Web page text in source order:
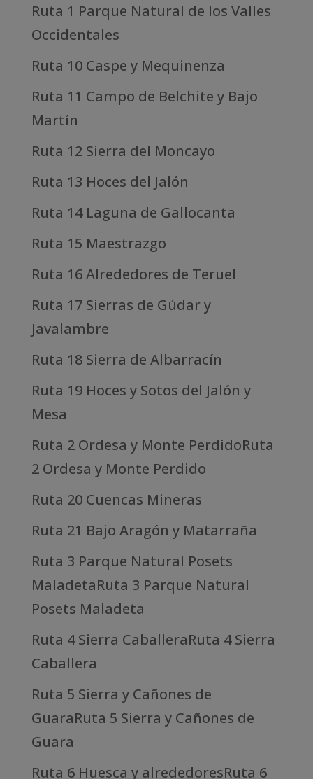
Ruta 1 Parque Natural de los Valles
Occidentales
Ruta 10 Caspe y Mequinenza
Ruta 11 Campo de Belchite y Bajo
Martín
Ruta 12 Sierra del Moncayo
Ruta 13 Hoces del Jalón
Ruta 14 Laguna de Gallocanta
Ruta 15 Maestrazgo
Ruta 16 Alrededores de Teruel
Ruta 17 Sierras de Gúdar y
Javalambre
Ruta 18 Sierra de Albarracín
Ruta 19 Hoces y Sotos del Jalón y
Mesa
Ruta 2 Ordesa y Monte PerdidoRuta
2 Ordesa y Monte Perdido
Ruta 20 Cuencas Mineras
Ruta 21 Bajo Aragón y Matarraña
Ruta 3 Parque Natural Posets
MaladetaRuta 3 Parque Natural
Posets Maladeta
Ruta 4 Sierra CaballeraRuta 4 Sierra
Caballera
Ruta 5 Sierra y Cañones de
GuaraRuta 5 Sierra y Cañones de
Guara
Ruta 6 Huesca y alrededoresRuta 6